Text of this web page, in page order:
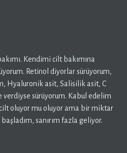
Kendimi cilt bakımına
Retinol diyorlar sürüyorum,
Hyaluronik asit, Salisilik asit, C
sürüyorum. Kabul edelim
cilt oluyor mu oluyor ama bir miktar
sanırım fazla geliyor.